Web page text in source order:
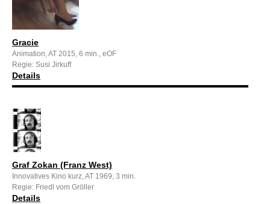
Gracie
Animation, AT 2015, 6 min., eOF
Regie: Susi Jirkuff
Details
Graf Zokan (Franz West)
Innovatives Kino kurz, AT 1969, 3 min.
Regie: Friedl vom Gröller
Details